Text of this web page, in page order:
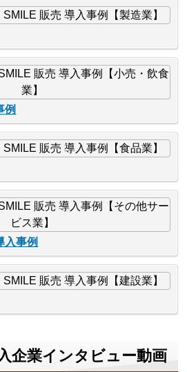
例
入事例
企業インタビュー動画